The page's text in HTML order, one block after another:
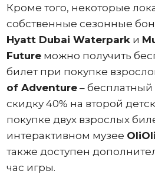
Кроме того, некоторые
собственные сезонные
Hyatt Dubai Waterparkи
Futureможно получить
билет при покупке
of Adventure– бесплатный
скидку 40% на второй
покупке двух взрослых
интерактивном музее OliOli
также доступен
час игры.